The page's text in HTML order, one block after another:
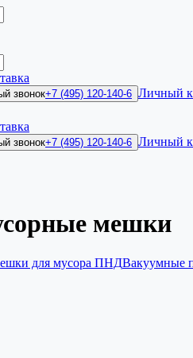
звонок+7 (495) 120-140-6 Личный
звонок+7 (495) 120-140-6 Личный
мешки
для мусора ПНДВакуумные